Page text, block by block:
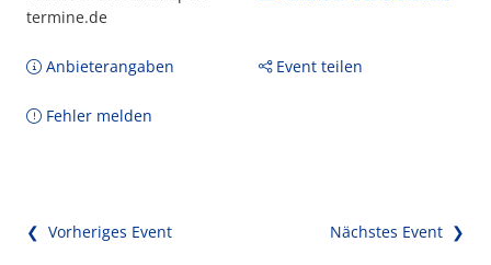
termine.de
Anbieterangaben Event teilen
Fehler melden
❮ Vorheriges Event Nächstes Event ❯